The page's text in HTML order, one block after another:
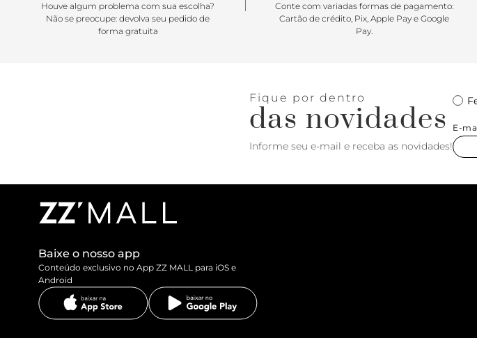
Houve algum problema com sua escolha?
Não se preocupe: devolva seu pedido de
forma gratuita
Conte com variadas formas de pagamento:
Cartão de crédito, Pix, Apple Pay e Google
Pay.
Fique por dentro
das novidades
Informe seu e-mail e receba as novidades!
E-
Baixe o nosso app
Conteúdo exclusivo no App ZZ MALL para iOS e
Android